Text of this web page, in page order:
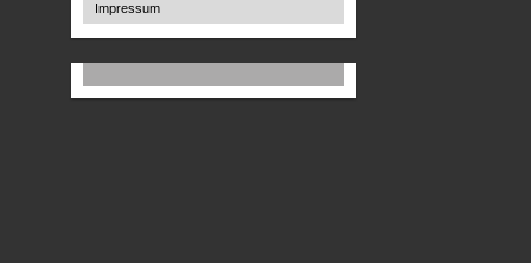
Impressum